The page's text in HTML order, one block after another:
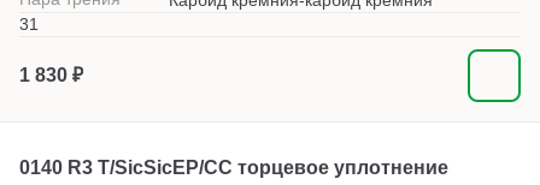
31
1 830 ₽
0140 R3 T/SicSicEP/CC торцевое уплотнение